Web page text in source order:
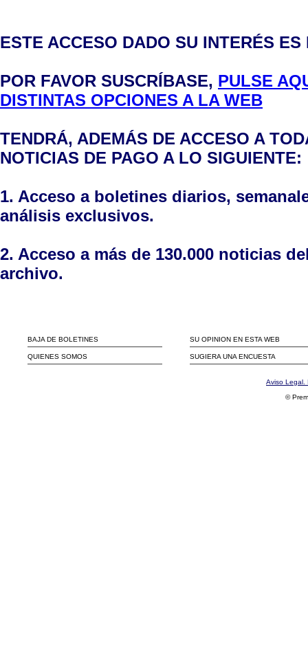
ESTE ACCESO DADO SU INTERÉS ES
POR FAVOR SUSCRÍBASE, PULSE
DISTINTAS OPCIONES A LA WEB
TENDRÁ, ADEMÁS DE ACCESO A
NOTICIAS DE PAGO A LO SIGUIENTE:
1. Acceso a boletines diarios,
análisis exclusivos.
2. Acceso a más de 130.000 noticias
archivo.
BAJA DE BOLETINES
QUIENES SOMOS
SU OPINION EN ESTA WEB
SUGIERA UNA ENCUESTA
Aviso Legal.
©